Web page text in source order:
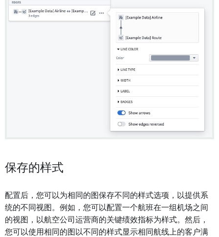
保存的样式
配置后，您可以为相同的图保存不同的样式选项，以提供系
统的不同视图。例如，您可以配置一个航班在一组机场之间
的视图，以航空公司运营商的关键绩效指标为样式。然后，
您可以使用相同的图以不同的样式显示相同航线上的客户满